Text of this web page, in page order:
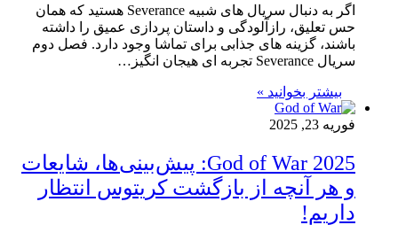
اگر به دنبال سریال های شبیه Severance هستید که همان
حس تعلیق، رازآلودگی و داستان پردازی عمیق را داشته
باشند، گزینه های جذابی برای تماشا وجود دارد. فصل دوم
سریال Severance تجربه ای هیجان انگیز…
بیشتر بخوانید »
فوریه 23, 2025
God of War 2025: پیش‌بینی‌ها، شایعات
و هر آنچه از بازگشت کریتوس انتظار
داریم!